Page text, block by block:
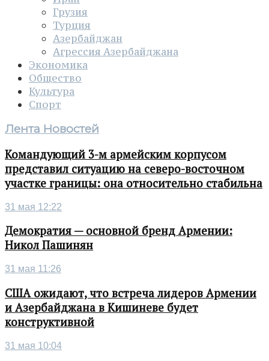
Грузия
Турция
Азербайджан
Агрессия Азербайджана
Экономика
Общество
Культура
Спорт
Лента Новостей
Командующий 3-м армейским корпусом
представил ситуацию на северо-восточном
участке границы: она относительно стабильна
31 мая 12:22
Демократия — основной бренд Армении:
Никол Пашинян
31 мая 11:26
США ожидают, что встреча лидеров Армении
и Азербайджана в Кишиневе будет
конструктивной
31 мая 10:04